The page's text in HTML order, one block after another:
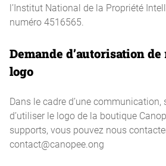
l’Institut National de la Propriété
numéro 4516565.
Demande d’autorisation
logo
Dans le cadre d’une
d’utiliser le logo de la boutique
supports, vous pouvez nous
contact@canopee.ong